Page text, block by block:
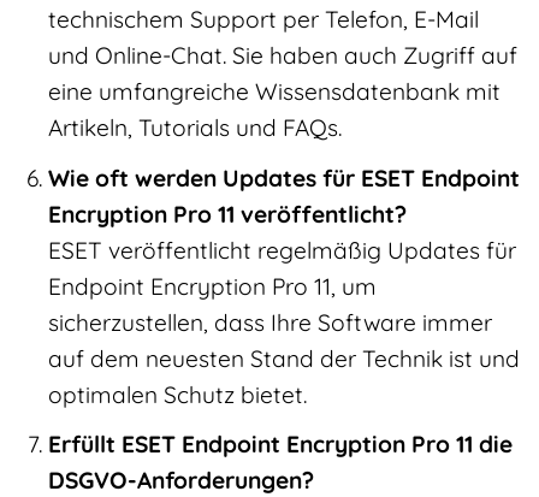
technischem Support per Telefon, E-Mail
und Online-Chat. Sie haben auch Zugriff auf
eine umfangreiche Wissensdatenbank mit
Artikeln, Tutorials und FAQs.
Wie oft werden Updates für ESET Endpoint
Encryption Pro 11 veröffentlicht?
ESET veröffentlicht regelmäßig Updates für
Endpoint Encryption Pro 11, um
sicherzustellen, dass Ihre Software immer
auf dem neuesten Stand der Technik ist und
optimalen Schutz bietet.
Erfüllt ESET Endpoint Encryption Pro 11 die
DSGVO-Anforderungen?